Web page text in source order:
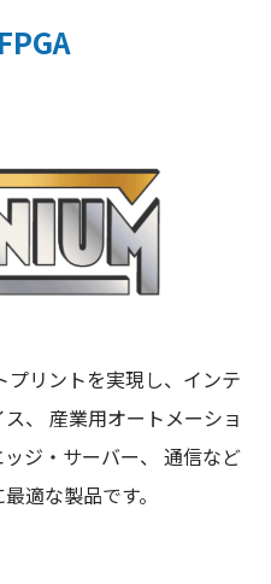
リントを実現し、インテ
、 産業用オートメーショ
ジ・サーバー、 通信など
適な製品です。